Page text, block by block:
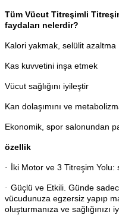
Tüm Vücut Titreşimli
faydaları nelerdir?
Kalori yakmak, selülit azaltma
Kas kuvvetini inşa etmek
Vücut sağlığını iyileştir
Kan dolaşımını ve
Ekonomik, spor salonundan
özellik
· İki Motor ve 3 Titreşim Yolu:
· Güçlü ve Etkili. Günde
vücudunuza egzersiz yapıp
oluşturmanıza ve sağlığınızı